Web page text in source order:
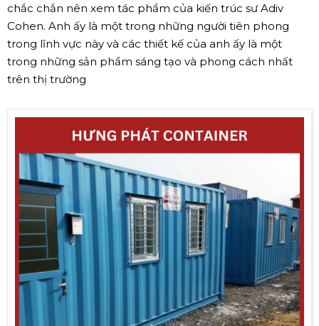
chắc chắn nên xem tác phẩm của kiến trúc sư Adiv
Cohen. Anh ấy là một trong những người tiên phong
trong lĩnh vực này và các thiết kế của anh ấy là một
trong những sản phẩm sáng tạo và phong cách nhất
trên thị trường